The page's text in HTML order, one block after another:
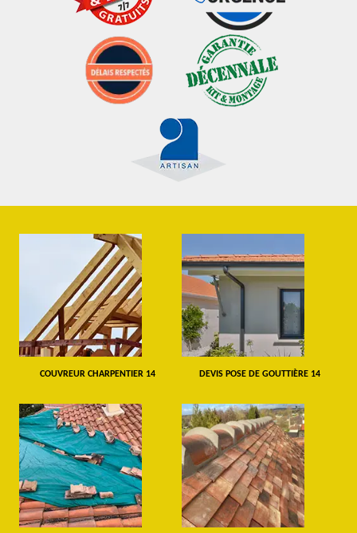
COUVREUR CHARPENTIER 14 DEVIS POSE DE GOUTTIÈRE 14